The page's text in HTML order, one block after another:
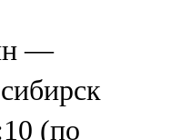
—
(по